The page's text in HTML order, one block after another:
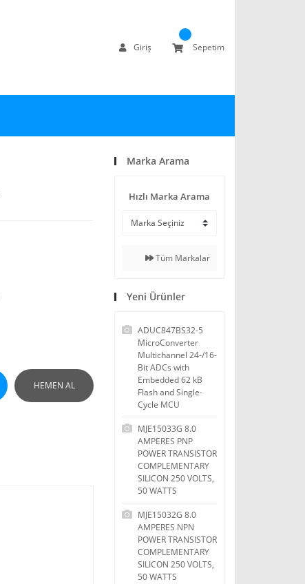
Giriş Sepetim
HEMEN AL
Marka Arama
Hızlı Marka Arama
Tüm Markalar
Yeni Ürünler
ADUC847BS32-5
MicroConverter
Multichannel 24-/16-
Bit ADCs with
Embedded 62 kB
Flash and Single-
Cycle MCU
MJE15033G 8.0
AMPERES PNP
POWER TRANSISTOR
COMPLEMENTARY
SILICON 250 VOLTS,
50 WATTS
MJE15032G 8.0
AMPERES NPN
POWER TRANSISTOR
COMPLEMENTARY
SILICON 250 VOLTS,
50 WATTS